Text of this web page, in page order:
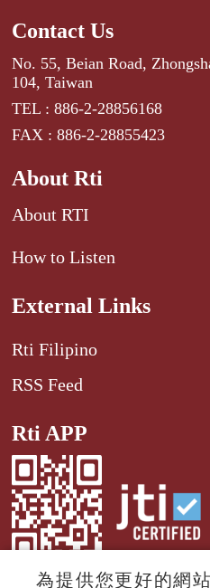
Contact Us
No. 55, Beian Road,
104, Taiwan
TEL : 886-2-28856168
FAX : 886-2-28855423
About Rti
About RTI
How to Listen
External Links
Rti Filipino
RSS Feed
Rti APP
為提供您更好的網